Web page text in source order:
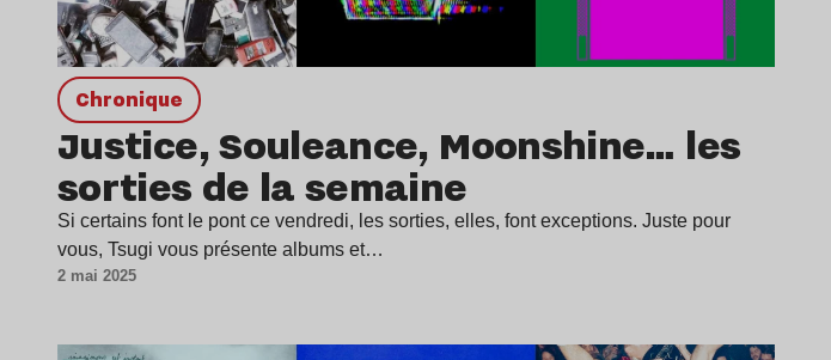
chronique
Justice, Souleance, Moonshine… les
sorties de la semaine
Si certains font le pont ce vendredi, les sorties, elles, font exceptions. Juste pour
vous, Tsugi vous présente albums et…
2 mai 2025